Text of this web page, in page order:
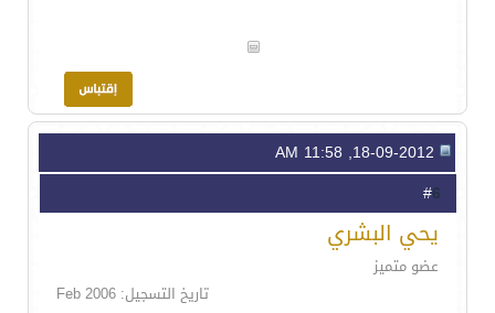
6
يحي البشري
عضو متميز
تاريخ التسجيل: Feb 2006